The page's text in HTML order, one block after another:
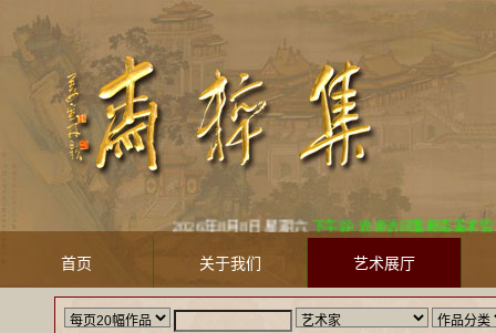
2026年8月8日 星期六 下午好! 欢迎访问集粹斋美术馆
首页 关于我们 艺术展厅